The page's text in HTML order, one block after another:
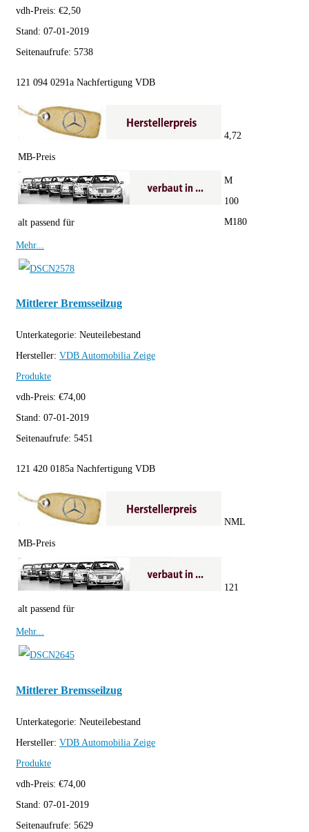
vdh-Preis: €2,50
Stand: 07-01-2019
Seitenaufrufe: 5738
121 094 0291a Nachfertigung VDB
MB-Preis
4,72
alt passend für
M
100
M180
Mehr...
Mittlerer Bremsseilzug
Unterkategorie: Neuteilebestand
Hersteller: VDB Automobilia Zeige
Produkte
vdh-Preis: €74,00
Stand: 07-01-2019
Seitenaufrufe: 5451
121 420 0185a Nachfertigung VDB
MB-Preis
NML
alt passend für
121
Mehr...
Mittlerer Bremsseilzug
Unterkategorie: Neuteilebestand
Hersteller: VDB Automobilia Zeige
Produkte
vdh-Preis: €74,00
Stand: 07-01-2019
Seitenaufrufe: 5629